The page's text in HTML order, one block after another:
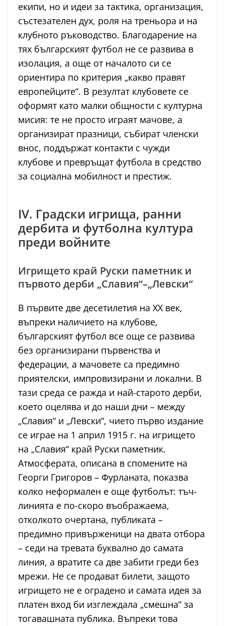
екипи, но и идеи за тактика, организация,
състезателен дух, роля на треньора и на
клубното ръководство. Благодарение на
тях българският футбол не се развива в
изолация, а още от началото си се
ориентира по критерия „какво правят
европейците“. В резултат клубовете се
оформят като малки общности с културна
мисия: те не просто играят мачове, а
организират празници, събират членски
внос, поддържат контакти с чужди
клубове и превръщат футбола в средство
за социална мобилност и престиж.
IV. Градски игрища, ранни
дербита и футболна култура
преди войните
Игрището край Руски паметник и
първото дерби „Славия“–„Левски“
В първите две десетилетия на ХХ век,
въпреки наличието на клубове,
българският футбол все още се развива
без организирани първенства и
федерации, а мачовете са предимно
приятелски, импровизирани и локални. В
тази среда се ражда и най-старото дерби,
което оцелява и до наши дни – между
„Славия“ и „Левски“, чието първо издание
се играе на 1 април 1915 г. на игрището
на „Славия“ край Руски паметник.
Атмосферата, описана в спомените на
Георги Григоров – Фурланата, показва
колко неформален е още футболът: тъч-
линията е по-скоро въображаема,
отколкото очертана, публиката –
предимно привърженици на двата отбора
– седи на тревата буквално до самата
линия, а вратите са две забити греди без
мрежи. Не се продават билети, защото
игрището не е оградено и самата идея за
платен вход би изглеждала „смешна“ за
тогавашната публика. Въпреки това